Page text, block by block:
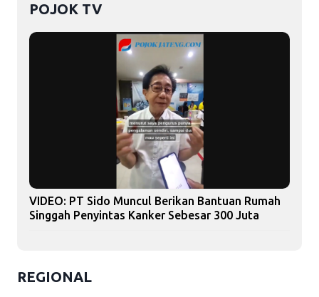
POJOK TV
VIDEO: PT Sido Muncul Berikan Bantuan Rumah
Singgah Penyintas Kanker Sebesar 300 Juta
REGIONAL